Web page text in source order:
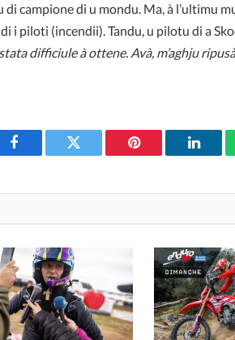
campione di u mondu. Ma, à l’ultimu
i piloti (incendii). Tandu, u pilotu di a
difficiule à ottene. Avà, m’aghju
Facebook Twitter Pinterest